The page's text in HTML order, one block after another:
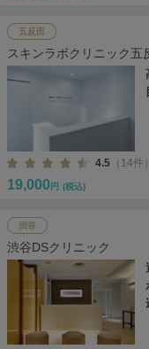
五反田
スキンラボクリニック五
4.5 （14件）
19,000 円 (税込)
渋谷
渋谷DSクリニック